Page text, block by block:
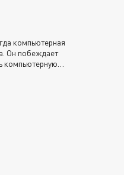
компьютерная
Он побеждает
компьютерную